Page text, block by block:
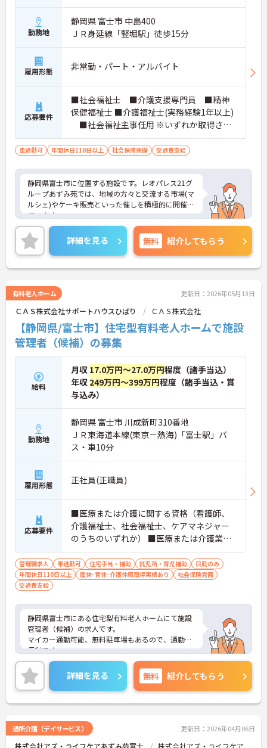
勤務地
静岡県 富士市 中島400
ＪＲ身延線「竪堀駅」徒歩15分
雇用形態 非常勤・パート・アルバイト
応募要件
■社会福祉士 ■介護支援専門員 ■精神
保健福祉士 ■介護福祉士(実務経験1年以上)
■社会福祉主事任用 ※いずれか取得され
ている方。厚生労働大臣が定める科目を3科
目以上履修していることが成績証明書の提
車通勤可 年間休日110日以上 社会保険完備 交通費支給
静岡県富士市に位置する施設です。レオパレス21グ
ループあずみ苑では、地域の方々と交流する市場(マ
ルシェ)やケーキ販売といった催しを積極的に開催し
ています。
お取り引きのある企業様に特別ブースを出していた
だくなど多くの方のご協力に支えられての開催です
が、近隣住民の皆さんも多く参加され、あずみ苑と
の地域交流が進んでいるんですよ。
日勤のみの勤務で、希望休も考慮してもらえるため
す。利用者に寄り添いながらゆったりとした介護を
提供できる環境です。
ご興味をお持ちの方には詳細の情報や面接のポイン
トをお伝えしますので、お気軽にお問い合わせくだ
さいませ。
詳細を見る 無料 紹介してもらう
有料老人ホーム 更新日：2026年05月13日
ＣＡＳ株式会社サポートハウスひばり ＣＡＳ株式会社
【静岡県/富士市】住宅型有料老人ホームで施設
管理者（候補）の募集
給料
月収 17.0万円～27.0万円程度（諸手当込）
年収 249万円～399万円程度（諸手当込・賞
与込み）
勤務地
静岡県 富士市 川成新町310番地
ＪＲ東海道本線(東京－熱海)「富士駅」バ
ス・車10分
雇用形態 正社員(正職員)
応募要件
■医療または介護に関する資格（看護師、
介護福祉士、社会福祉士、ケアマネジャー
のうちのいずれか） ■医療または介護業務
経験者
管理職求人 車通勤可 住宅手当・補助 託児所・育児補助
日勤のみ
年間休日110日以上
産休･育休･介護休暇取得実績あり
社会保険完備
交通費支給
静岡県富士市にある住宅型有料老人ホームにて施設
管理者（候補）の求人です。
マイカー通勤可能、無料駐車場もあるので、通勤に
便利です。
日勤のみの時間帯で残業なし！しかも年間休日120
日以上！託児所もありますので、ご家庭との両立が
可能です。
ご興味のある方には、面接対策ポイントなど、さら
に詳細をお話いたしますのでお気軽にご相談くださ
詳細を見る 無料 紹介してもらう
通所介護（デイサービス） 更新日：2026年04月06日
株式会社アズ・ライフケアあずみ苑富士 株式会社アズ・ライフケア